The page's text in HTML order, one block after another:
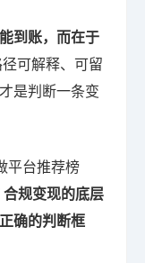
到账，而在于
可解释、可留
是判断一条变
平台推荐榜
规变现的底层
确的判断框